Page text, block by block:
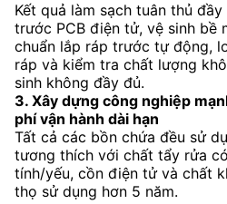
Kết quả làm sạch tuân thủ
trước PCB điện tử, vệ sinh bề
chuẩn lắp ráp trước tự động,
ráp và kiểm tra chất lượng
sinh không đầy đủ.
3. Xây dựng công nghiệp
phí vận hành dài hạn
Tất cả các bồn chứa đều sử
tương thích với chất tẩy rửa
tính/yếu, cồn điện tử và chất
thọ sử dụng hơn 5 năm.